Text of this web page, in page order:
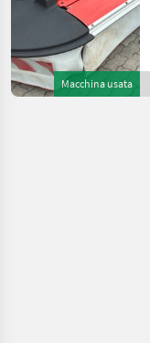
Macchina usata